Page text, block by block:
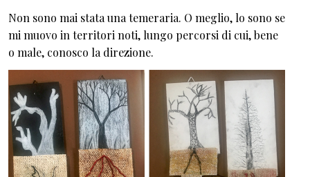
Non sono mai stata una temeraria. O meglio, lo sono se
mi muovo in territori noti, lungo percorsi di cui, bene
o male, conosco la direzione.